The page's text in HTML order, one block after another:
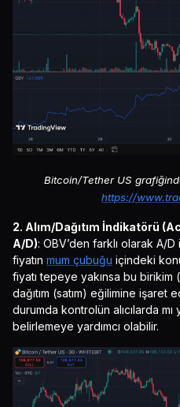
Bitcoin/Tether US
https://
2. Alım/Dağıtım İndikatörü
A/D): OBV’den farklı olarak A/
fiyatın mum çubuğu içindeki
fiyatı tepeye yakınsa bu birikim
dağıtım (satım) eğilimine işaret
durumda kontrolün alıcılarda mı
belirlemeye yardımcı olabilir.